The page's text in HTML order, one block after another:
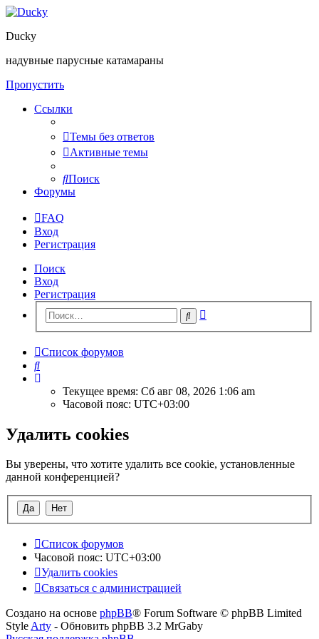
Ducky
надувные парусные катамараны
Пропустить
Ссылки
Темы без ответов
Активные темы
Поиск
Форумы
FAQ
Вход
Регистрация
Поиск
Вход
Регистрация
Поиск
Список форумов
Поиск
Текущее время: Сб авг 08, 2026 1:06 am
Часовой пояс: UTC+03:00
Удалить cookies
Вы уверены, что хотите удалить все cookie, установленные
данной конференцией?
Список форумов
Часовой пояс: UTC+03:00
Удалить cookies
Связаться с администрацией
Создано на основе phpBB® Forum Software © phpBB Limited
Style Arty - Обновить phpBB 3.2 MrGaby